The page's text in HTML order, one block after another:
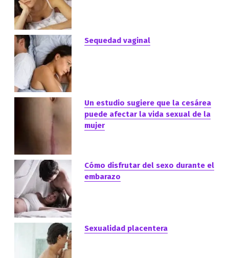
Sequedad vaginal
Un estudio sugiere que la cesárea
puede afectar la vida sexual de la
mujer
Cómo disfrutar del sexo durante el
embarazo
Sexualidad placentera